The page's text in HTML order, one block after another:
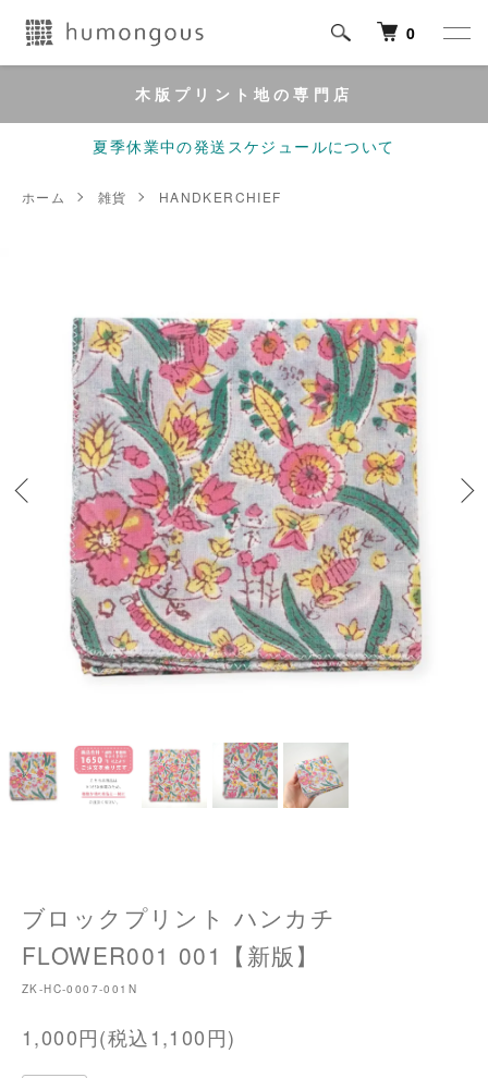
0
木版プリント地の専門店
夏季休業中の発送スケジュールについて
ホーム 雑貨 HANDKERCHIEF
ブロックプリント ハンカチ
FLOWER001 001【新版】
ZK-HC-0007-001N
1,000円(税込1,100円)